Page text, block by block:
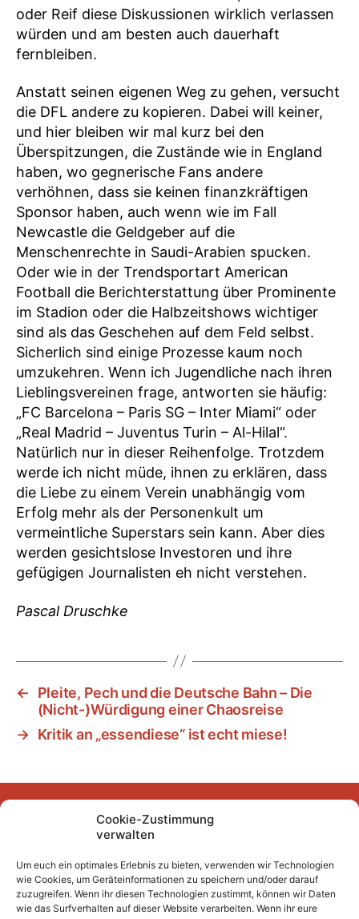
Cookie-Zustimmung
verwalten
Um euch ein optimales Erlebnis zu bieten, verwenden wir Technologien
wie Cookies, um Geräteinformationen zu speichern und/oder darauf
zuzugreifen. Wenn ihr diesen Technologien zustimmt, können wir Daten
wie das Surfverhalten auf dieser Website verarbeiten. Wenn ihr eure
oder Reif diese Diskussionen wirklich verlassen
würden und am besten auch dauerhaft
fernbleiben.
Anstatt seinen eigenen Weg zu gehen, versucht
die DFL andere zu kopieren. Dabei will keiner,
und hier bleiben wir mal kurz bei den
Überspitzungen, die Zustände wie in England
haben, wo gegnerische Fans andere
verhöhnen, dass sie keinen finanzkräftigen
Sponsor haben, auch wenn wie im Fall
Newcastle die Geldgeber auf die
Menschenrechte in Saudi-Arabien spucken.
Oder wie in der Trendsportart American
Football die Berichterstattung über Prominente
im Stadion oder die Halbzeitshows wichtiger
sind als das Geschehen auf dem Feld selbst.
Sicherlich sind einige Prozesse kaum noch
umzukehren. Wenn ich Jugendliche nach ihren
Lieblingsvereinen frage, antworten sie häufig:
„FC Barcelona – Paris SG – Inter Miami“ oder
„Real Madrid – Juventus Turin – Al-Hilal“.
Natürlich nur in dieser Reihenfolge. Trotzdem
werde ich nicht müde, ihnen zu erklären, dass
die Liebe zu einem Verein unabhängig vom
Erfolg mehr als der Personenkult um
vermeintliche Superstars sein kann. Aber dies
werden gesichtslose Investoren und ihre
gefügigen Journalisten eh nicht verstehen.
Pascal Druschke
←
Pleite, Pech und die Deutsche Bahn – Die
(Nicht-)Würdigung einer Chaosreise
→ Kritik an „essendiese“ ist echt miese!
FacebookInstagram
YouTubeMastodonBluesky
Unser Archiv